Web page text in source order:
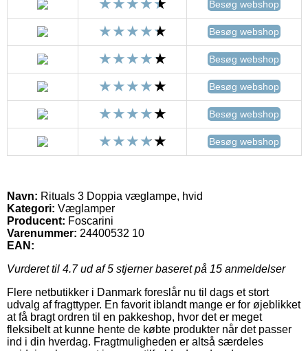
Besøg webshop
Besøg webshop
Besøg webshop
Besøg webshop
Besøg webshop
Besøg webshop
Navn: Rituals 3 Doppia væglampe, hvid
Kategori: Væglamper
Producent: Foscarini
Varenummer: 24400532 10
EAN:
Vurderet til 4.7ud af 5 stjerner baseret på 15 anmeldelser
Flere netbutikker i Danmark foreslår nu til dags et stort
udvalg af fragttyper. En favorit iblandt mange er for øjeblikket
at få bragt ordren til en pakkeshop, hvor det er meget
fleksibelt at kunne hente de købte produkter når det passer
ind i din hverdag. Fragtmuligheden er altså særdeles